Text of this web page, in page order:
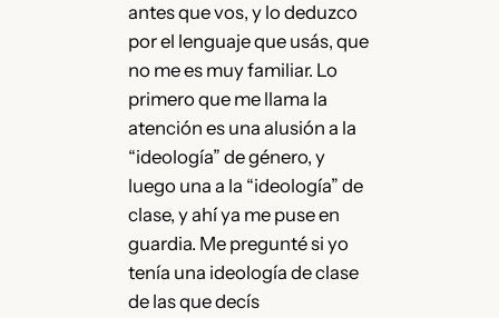
antes que vos, y lo deduzco
por el lenguaje que usás, que
no me es muy familiar. Lo
primero que me llama la
atención es una alusión a la
“ideología” de género, y
luego una a la “ideología” de
clase, y ahí ya me puse en
guardia. Me pregunté si yo
tenía una ideología de clase
de las que decís